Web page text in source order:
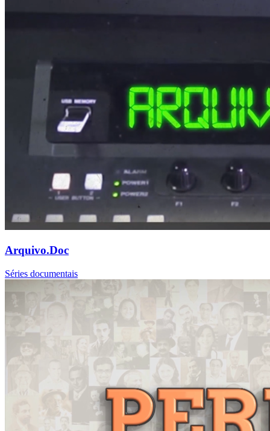
Arquivo.Doc
Séries documentais